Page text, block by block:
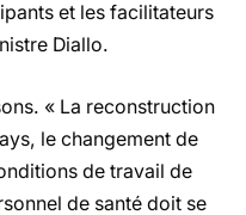
et les facilitateurs
Diallo.
« La reconstruction
le changement de
de travail de
de santé doit se